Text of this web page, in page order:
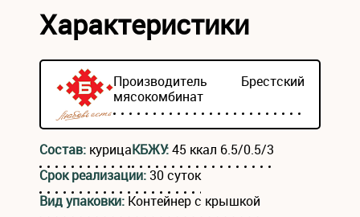
Характеристики
Производитель Брестский
мясокомбинат
Состав: курицаКБЖУ:45 ккал 6.5/0.5/3
Срок реализации:30 суток
Вид упаковки: Контейнер с крышкой